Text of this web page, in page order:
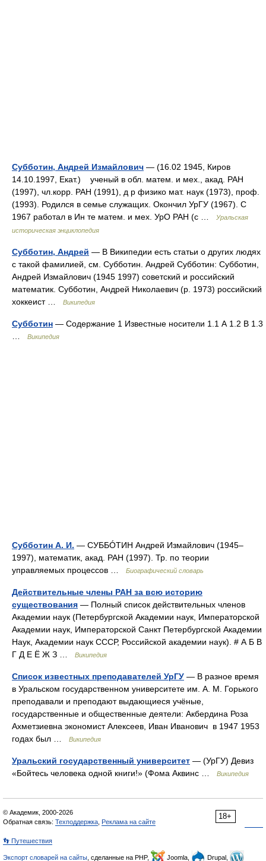
Субботин, Андрей Измайлович — (16.02 1945, Киров
14.10.1997, Екат.) ученый в обл. матем. и мех., акад. РАН
(1997), чл.корр. РАН (1991), д р физико мат. наук (1973), проф.
(1993). Родился в семье служащих. Окончил УрГУ (1967). С
1967 работал в Ин те матем. и мех. УрО РАН (с …
Уральская
историческая энциклопедия
Субботин, Андрей — В Википедии есть статьи о других людях
с такой фамилией, см. Субботин. Андрей Субботин: Субботин,
Андрей Измайлович (1945 1997) советский и российский
математик. Субботин, Андрей Николаевич (р. 1973) российский
хоккеист …
Википедия
Субботин — Содержание 1 Известные носители 1.1 А 1.2 В 1.3
Википедия
Субботин А. И. — СУББÓТИН Андрей Измайлович (1945–
1997), математик, акад. РАН (1997). Тр. по теории
управляемых процессов …
Биографический словарь
Действительные члены РАН за всю историю
существования — Полный список действительных членов
Академии наук (Петербургской Академии наук, Императорской
Академии наук, Императорской Санкт Петербургской Академии
Наук, Академии наук СССР, Российской академии наук). # А Б В
Г Д Е Ё Ж З …
Википедия
Список известных преподавателей УрГУ — В разное время
в Уральском государственном университете им. А. М. Горького
преподавали и преподают выдающиеся учёные,
государственные и общественные деятели: Акбердина Роза
Ахметзиевна экономист Алексеев, Иван Иванович в 1947 1953
годах был …
Википедия
Уральский государственный университет — (УрГУ) Девиз
«Бойтесь человека одной книги!» (Фома Аквинс …
Википедия
18+
© Академик, 2000-2026
Обратная связь: Техподдержка Реклама на сайте
👣 Путешествия
Экспорт словарей на сайты , сделанные на PHP, Joomla, Drupal,